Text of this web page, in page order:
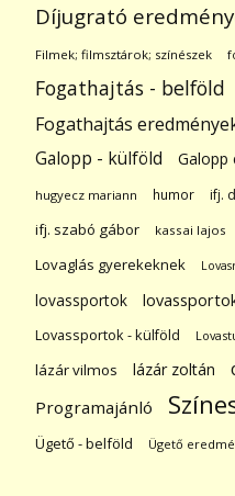
Díjugrató
Filmek; filmsztárok; színészek
Fogathajtás - belföld
Fogathajtás
Galopp - külföld Galopp
hugyecz mariann humor ifj.
ifj. szabó gábor kassai lajos
Lovaglás gyerekeknek
lovassportok
Lovassportok - külföld
lázár vilmos lázár zoltán
Programajánló
Ügető - belföld Ügető